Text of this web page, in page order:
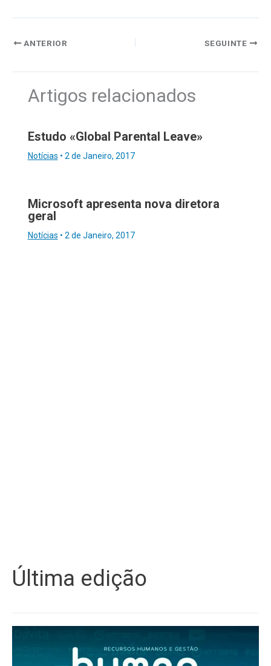
ANTERIOR SEGUINTE
Artigos relacionados
Estudo «Global Parental Leave»
Notícias • 2 de Janeiro, 2017
Microsoft apresenta nova diretora
geral
Notícias • 2 de Janeiro, 2017
Última edição